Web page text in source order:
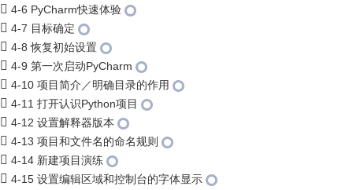
4-6 PyCharm快速体验
4-7 目标确定
4-8 恢复初始设置
4-9 第一次启动PyCharm
4-10 项目简介／明确目录的作用
4-11 打开认识Python项目
4-12 设置解释器版本
4-13 项目和文件名的命名规则
4-14 新建项目演练
4-15 设置编辑区域和控制台的字体显示